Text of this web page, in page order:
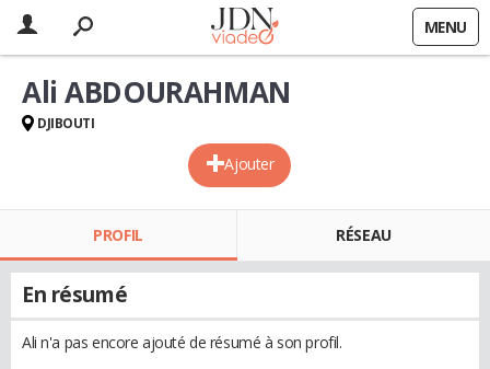
MENU
Ajouter
Ali ABDOURAHMAN
DJIBOUTI
PROFIL RÉSEAU
En résumé
Ali n'a pas encore ajouté de résumé à son profil.